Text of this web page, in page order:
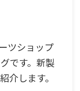
ツショップ
グです。新製
介します。